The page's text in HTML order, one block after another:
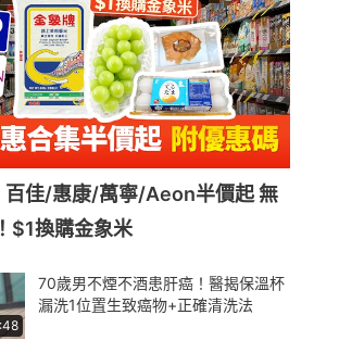
百佳/惠康/萬寧/Aeon半價起 無
$1換購金象米
70歲男不煙不酒患肝癌！醫揭保溫杯
漏洗1位置生致癌物+正確清洗法